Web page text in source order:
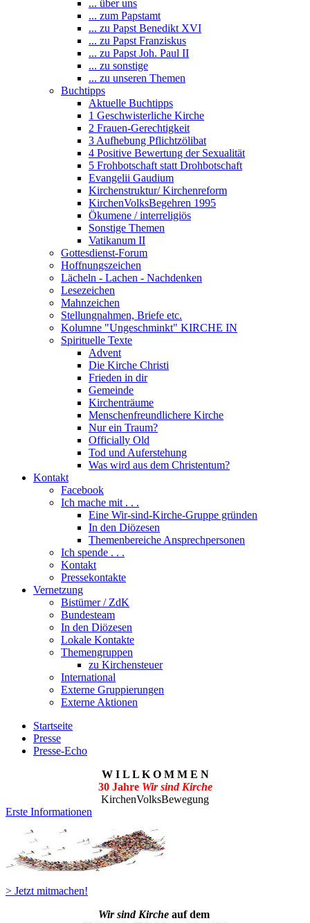
... über uns
... zum Papstamt
... zu Papst Benedikt XVI
... zu Papst Franziskus
... zu Papst Joh. Paul II
... zu sonstige
... zu unseren Themen
Buchtipps
Aktuelle Buchtipps
1 Geschwisterliche Kirche
2 Frauen-Gerechtigkeit
3 Aufhebung Pflichtzölibat
4 Positive Bewertung der Sexualität
5 Frohbotschaft statt Drohbotschaft
Evangelii Gaudium
Kirchenstruktur/ Kirchenreform
KirchenVolksBegehren 1995
Ökumene / interreligiös
Sonstige Themen
Vatikanum II
Gottesdienst-Forum
Hoffnungszeichen
Lächeln - Lachen - Nachdenken
Lesezeichen
Mahnzeichen
Stellungnahmen, Briefe etc.
Kolumne "Ungeschminkt" KIRCHE IN
Spirituelle Texte
Advent
Die Kirche Christi
Frieden in dir
Gemeinde
Kirchenträume
Menschenfreundlichere Kirche
Nur ein Traum?
Officially Old
Tod und Auferstehung
Was wird aus dem Christentum?
Kontakt
Facebook
Ich mache mit . . .
Eine Wir-sind-Kirche-Gruppe gründen
In den Diözesen
Themenbereiche Ansprechpersonen
Ich spende . . .
Kontakt
Pressekontakte
Vernetzung
Bistümer / ZdK
Bundesteam
In den Diözesen
Lokale Kontakte
Themengruppen
zu Kirchensteuer
International
Externe Gruppierungen
Externe Aktionen
Startseite
Presse
Presse-Echo
W I L L K O M M E N
30 Jahre Wir sind Kirche
KirchenVolksBewegung
Erste Informationen
> Jetzt mitmachen!
Wir sind Kirche auf dem